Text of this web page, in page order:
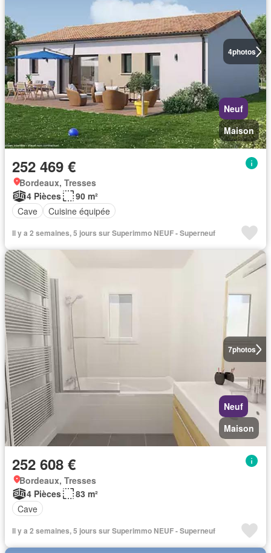
4photos
Neuf
Maison
252 469 €
Bordeaux, Tresses
4 Pièces
90 m²
Cave
Cuisine équipée
Il y a 2 semaines, 5 jours sur Superimmo NEUF - Superneuf
7photos
Neuf
Maison
252 608 €
Bordeaux, Tresses
4 Pièces
83 m²
Cave
Il y a 2 semaines, 5 jours sur Superimmo NEUF - Superneuf